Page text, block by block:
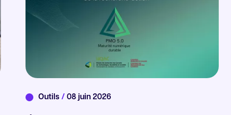
Outils / 08 juin 2026